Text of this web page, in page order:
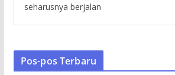
seharusnya berjalan
Pos-pos Terbaru